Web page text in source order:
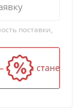
поставки,
и цена станет